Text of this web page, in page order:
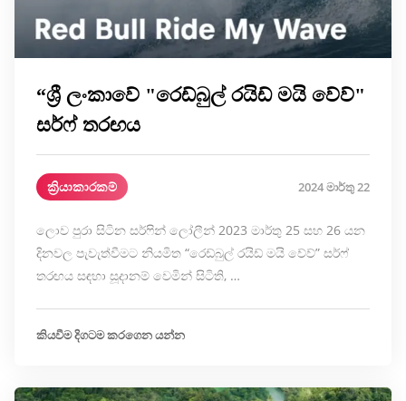
“ශ්‍රී ලංකාවේ "රෙඩ්බුල් රයිඩ් මයි වේව්"
සර්ෆ් තරඟය
ක්‍රියාකාරකම් 2024 මාර්තු 22
ලොව පුරා සිටින සර්ෆින් ලෝලීන් 2023 මාර්තු 25 සහ 26 යන
දිනවල පැවැත්වීමට නියමිත “රෙඩ්බුල් රයිඩ් මයි වේව්” සර්ෆ්
තරඟය සඳහා සූදානම් වෙමින් සිටිති, …
කියවීම දිගටම කරගෙන යන්න